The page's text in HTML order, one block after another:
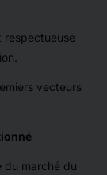
respectueuse
vecteurs
du marché du